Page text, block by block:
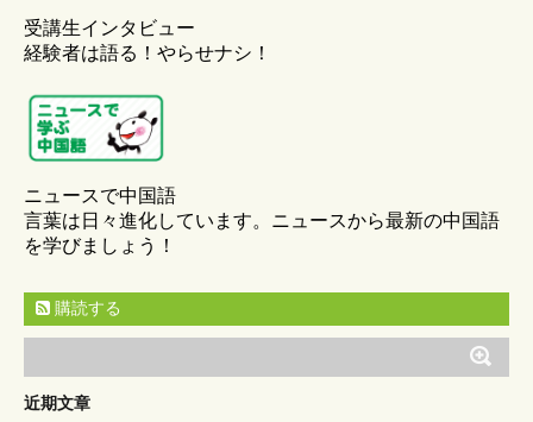
受講生インタビュー
経験者は語る！やらせナシ！
ニュースで中国語
言葉は日々進化しています。ニュースから最新の中国語
を学びましょう！
購読する
近期文章